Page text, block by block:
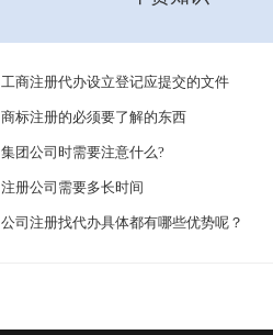
工商注册代办设立登记应提交的文件
商标注册的必须要了解的东西
集团公司时需要注意什么?
注册公司需要多长时间
公司注册找代办具体都有哪些优势呢？